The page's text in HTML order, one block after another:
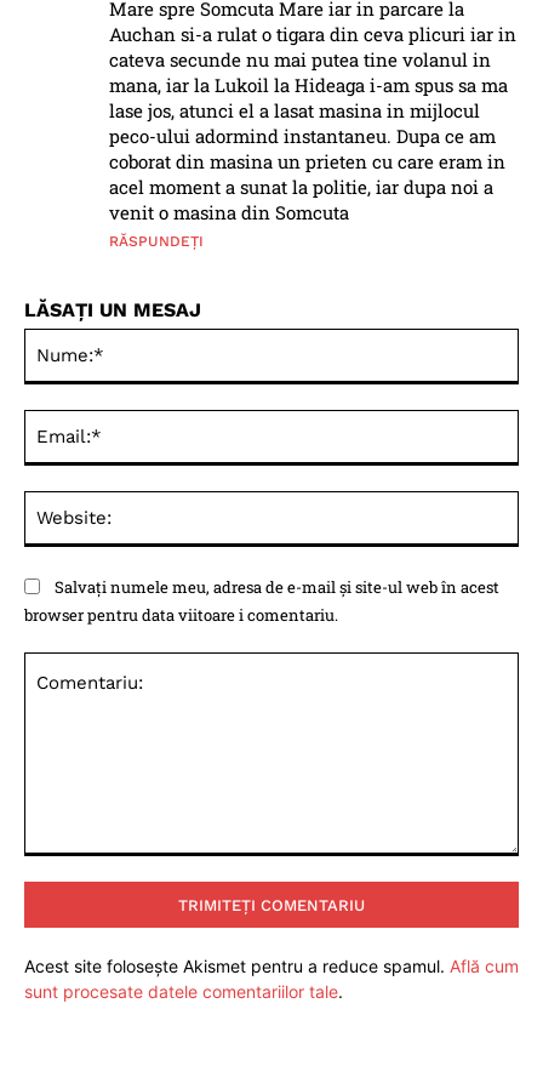
Mare spre Somcuta Mare iar in parcare la
Auchan si-a rulat o tigara din ceva plicuri iar in
cateva secunde nu mai putea tine volanul in
mana, iar la Lukoil la Hideaga i-am spus sa ma
lase jos, atunci el a lasat masina in mijlocul
peco-ului adormind instantaneu. Dupa ce am
coborat din masina un prieten cu care eram in
acel moment a sunat la politie, iar dupa noi a
venit o masina din Somcuta
RĂSPUNDEȚI
LĂSAȚI UN MESAJ
Salvați numele meu, adresa de e-mail și site-ul web în acest
browser pentru data viitoare i comentariu.
Acest site folosește Akismet pentru a reduce spamul. Află cum
sunt procesate datele comentariilor tale.